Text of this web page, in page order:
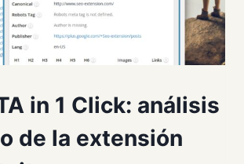
in 1 Click: análisis
de la extensión